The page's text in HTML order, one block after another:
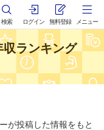
検索 ログイン 無料登録 メニュー
ランキング
が投稿した情報をもと